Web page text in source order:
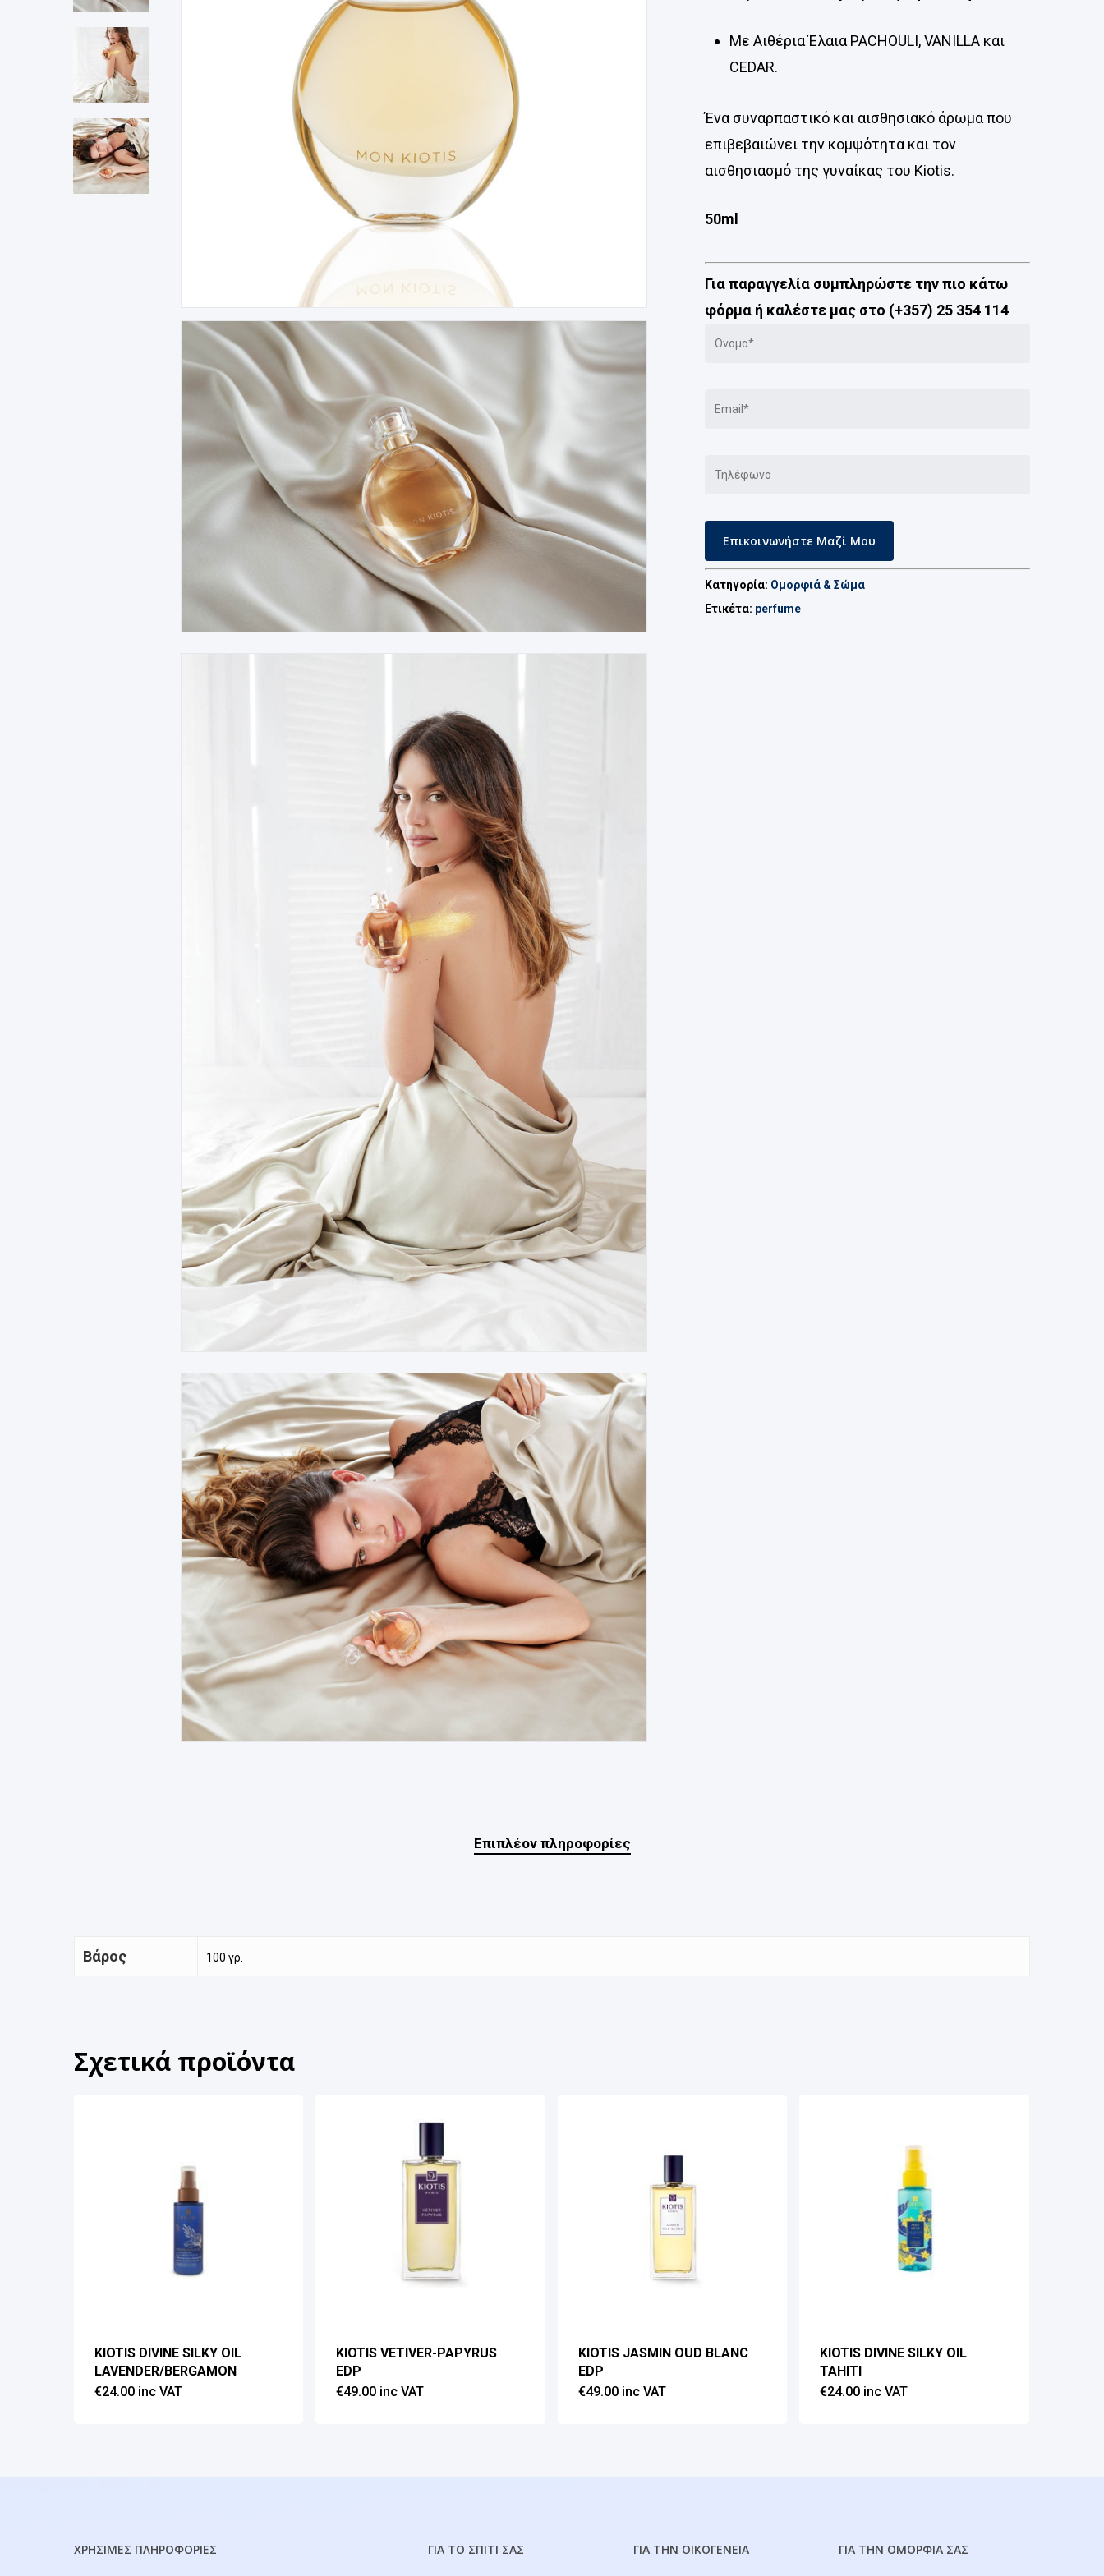
Με Αιθέρια Έλαια PACHOULI, VANILLA και
CEDAR.
Ένα συναρπαστικό και αισθησιακό άρωμα που
επιβεβαιώνει την κομψότητα και τον
αισθησιασμό της γυναίκας του Kiotis.
50ml
Για παραγγελία συμπληρώστε την πιο κάτω
φόρμα ή καλέστε μας στο (+357) 25 354 114
Κατηγορία: Ομορφιά & Σώμα
Ετικέτα: perfume
Επιπλέον πληροφορίες
Βάρος 100 γρ.
Σχετικά προϊόντα
KIOTIS DIVINE SILKY OIL
LAVENDER/BERGAMON
€24.00 inc VAT
KIOTIS VETIVER-PAPYRUS
EDP
€49.00 inc VAT
KIOTIS JASMIN OUD BLANC
EDP
€49.00 inc VAT
KIOTIS DIVINE SILKY OIL
TAHITI
€24.00 inc VAT
ΧΡΗΣΙΜΕΣ ΠΛΗΡΟΦΟΡΙΕΣ ΓΙΑ ΤΟ ΣΠΙΤΙ ΣΑΣ ΓΙΑ ΤΗΝ ΟΙΚΟΓΕΝΕΙΑ ΓΙΑ ΤΗΝ ΟΜΟΡΦΙΑ ΣΑΣ